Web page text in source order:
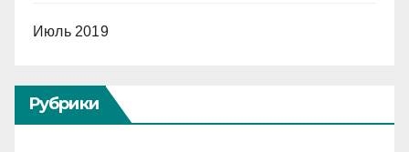
Июль 2019
Рубрики